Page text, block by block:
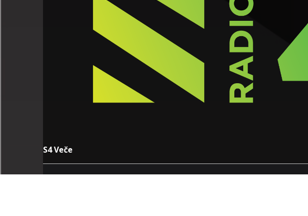
S4 Veče